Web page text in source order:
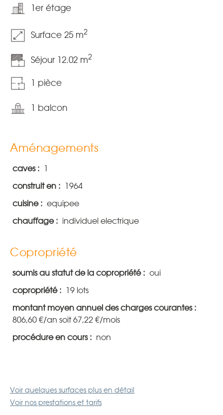
1er étage
Surface 25 m2
Séjour 12.02 m2
1 pièce
1 balcon
Aménagements
caves : 1
construit en : 1964
cuisine : equipee
chauffage : individuel electrique
Copropriété
soumis au statut de la copropriété : oui
copropriété : 19 lots
montant moyen annuel des charges courantes :
806,60 €/an soit 67,22 €/mois
procédure en cours : non
Voir quelques surfaces plus en détail
Voir nos prestations et tarifs